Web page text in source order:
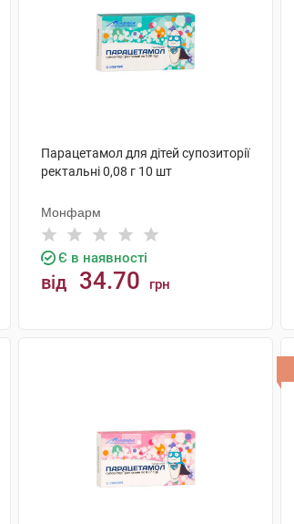
Парацетамол для дітей супозиторії
ректальні 0,08 г 10 шт
Монфарм
Є в наявності
від 34.70 грн